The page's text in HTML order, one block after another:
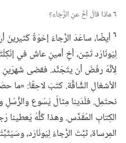
٦ماذا قالَ أخٌ عنِ الرَّجاء؟‏
٦ أيضًا،‏ ساعَدَ الرَّجاءُ إخوَةً
لِيُونَارْد تْشِن،‏ أخٍ أمينٍ عاشَ في
لِأنَّهُ رفَضَ أن يتَجَنَّد.‏ فقضى شَهرَينِ
الأشغالِ الشَّاقَّة.‏ كتَبَ لاحِقًا:‏ «ما
نحتَمِل.‏ فلَدَينا مِثالُ يَسُوع والرُّسُلِ
الكِتابِ المُقَدَّس.‏ وهذا كُلُّهُ يُعطينا
المِرساة،‏ ثبَّتَ الرَّجاءُ لِيُونَارْد،‏